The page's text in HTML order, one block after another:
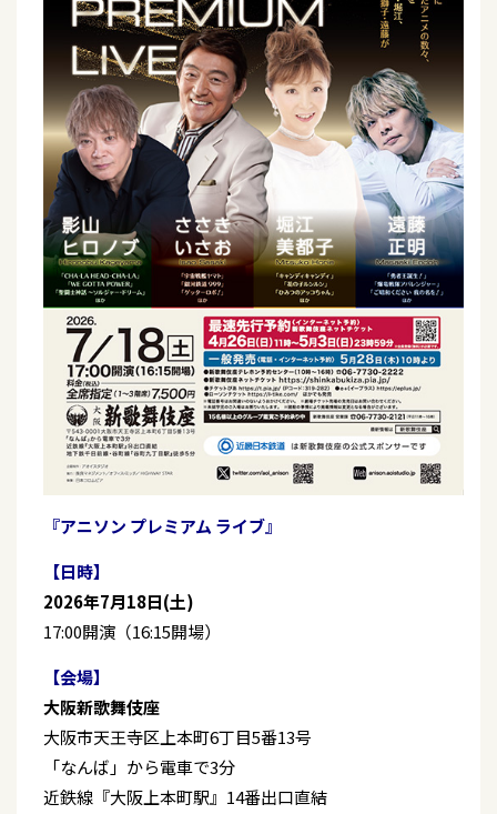
『アニソン プレミアム ライブ』
【日時】
2026年7月18日(土)
17:00開演（16:15開場）
【会場】
大阪新歌舞伎座
大阪市天王寺区上本町6丁目5番13号
「なんば」から電車で3分
近鉄線『大阪上本町駅』14番出口直結